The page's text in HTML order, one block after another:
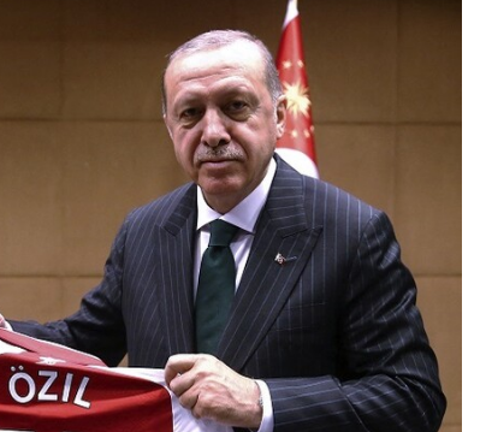
تطبيق سكن العقاري: ثورة
رقمية في عالم العقارات